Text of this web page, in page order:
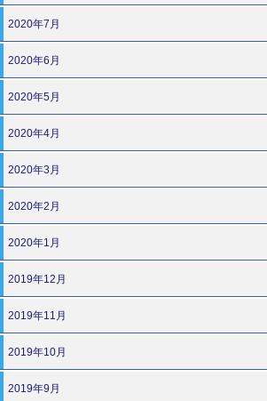
2020年7月
2020年6月
2020年5月
2020年4月
2020年3月
2020年2月
2020年1月
2019年12月
2019年11月
2019年10月
2019年9月